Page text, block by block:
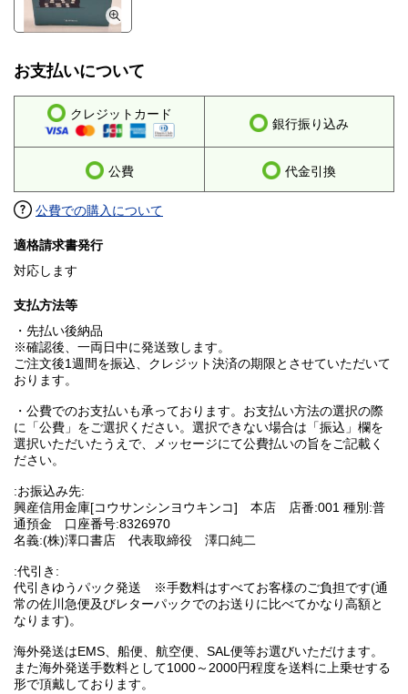
お支払いについて
クレジットカード
銀行振り込み
公費 代金引換
公費での購入について
適格請求書発行
対応します
支払方法等
・先払い後納品
※確認後、一両日中に発送致します。
ご注文後1週間を振込、クレジット決済の期限とさせていただいて
おります。
・公費でのお支払いも承っております。お支払い方法の選択の際
に「公費」をご選択ください。選択できない場合は「振込」欄を
選択いただいたうえで、メッセージにて公費払いの旨をご記載く
ださい。
:お振込み先:
興産信用金庫[コウサンシンヨウキンコ] 本店 店番:001 種別:普
通預金 口座番号:8326970
名義:(株)澤口書店 代表取締役 澤口純二
:代引き:
代引きゆうパック発送 ※手数料はすべてお客様のご負担です(通
常の佐川急便及びレターパックでのお送りに比べてかなり高額と
なります)。
海外発送はEMS、船便、航空便、SAL便等お選びいただけます。
また海外発送手数料として1000～2000円程度を送料に上乗せする
形で頂戴しております。